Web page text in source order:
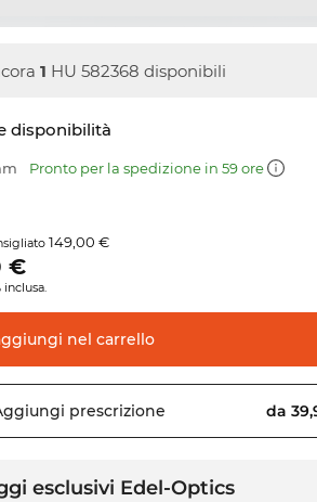
1 HU 582368 disponibili
disponibilità
Pronto per la spedizione in 59 ore
149,00 €
€
inclusa.
nel carrello
prescrizione da
esclusivi Edel-Optics